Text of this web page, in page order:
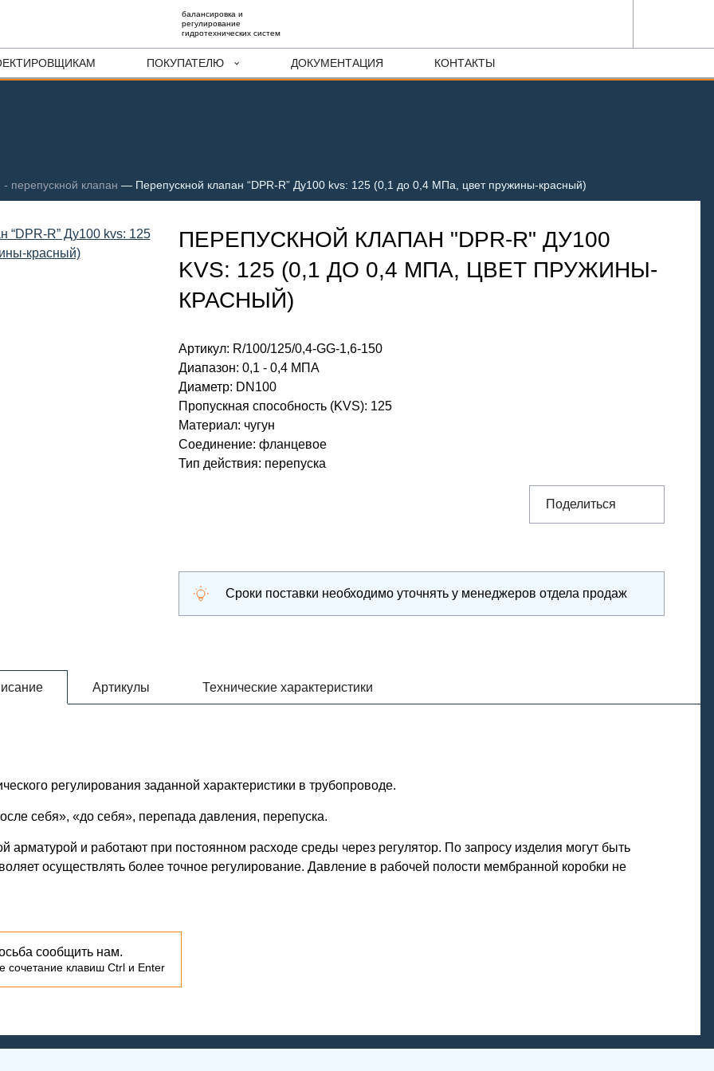
балансировка и
регулирование
гидротехнических систем
ПОКУПАТЕЛЮ ДОКУМЕНТАЦИЯ КОНТАКТЫ
- перепускной клапан — Перепускной клапан “DPR-R” Ду100 kvs: 125 (0,1 до 0,4 МПа, цвет пружины-красный)
ПЕРЕПУСКНОЙ КЛАПАН "DPR-R" ДУ100
KVS: 125 (0,1 ДО 0,4 МПА, ЦВЕТ ПРУЖИНЫ-
КРАСНЫЙ)
Артикул: R/100/125/0,4-GG-1,6-150
Диапазон: 0,1 - 0,4 МПА
Диаметр: DN100
Пропускная способность (KVS): 125
Материал: чугун
Соединение: фланцевое
Тип действия: перепуска
Поделиться
Сроки поставки необходимо уточнять у менеджеров отдела продаж
Артикулы Технические характеристики
регулирования заданной характеристики в трубопроводе.
себя», «до себя», перепада давления, перепуска.
арматурой и работают при постоянном расходе среды через регулятор. По запросу изделия могут быть
осуществлять более точное регулирование. Давление в рабочей полости мембранной коробки не
сообщить нам.
сочетание клавиш Ctrl и Enter